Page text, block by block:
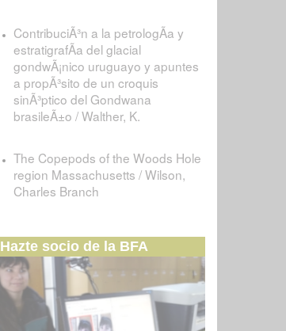
ContribuciÃ³n a la petrologÃ­a y
estratigrafÃ­a del glacial
gondwÃ¡nico uruguayo y apuntes
a propÃ³sito de un croquis
sinÃ³ptico del Gondwana
brasileÃ±o / Walther, K.
The Copepods of the Woods Hole
region Massachusetts / Wilson,
Charles Branch
Hazte socio de la BFA